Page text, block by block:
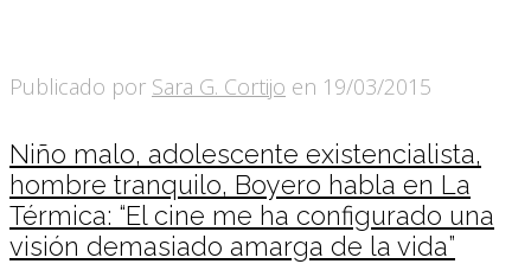
Publicado por Sara G. Cortijo en 19/03/2015
Niño malo, adolescente existencialista,
hombre tranquilo, Boyero habla en La
Térmica: “El cine me ha configurado una
visión demasiado amarga de la vida”